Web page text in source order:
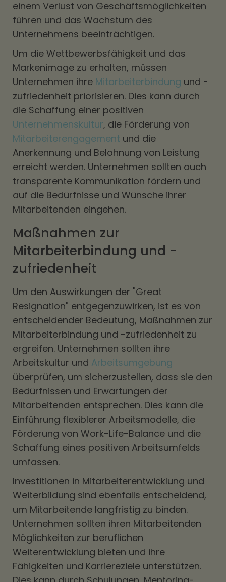
einem Verlust von Geschäftsmöglichkeiten
führen und das Wachstum des
Unternehmens beeinträchtigen.
Um die Wettbewerbsfähigkeit und das
Markenimage zu erhalten, müssen
Unternehmen ihre Mitarbeiterbindung und -
zufriedenheit priorisieren. Dies kann durch
die Schaffung einer positiven
Unternehmenskultur, die Förderung von
Mitarbeiterengagement und die
Anerkennung und Belohnung von Leistung
erreicht werden. Unternehmen sollten auch
transparente Kommunikation fördern und
auf die Bedürfnisse und Wünsche ihrer
Mitarbeitenden eingehen.
Maßnahmen zur
Mitarbeiterbindung und -
zufriedenheit
Um den Auswirkungen der "Great
Resignation" entgegenzuwirken, ist es von
entscheidender Bedeutung, Maßnahmen zur
Mitarbeiterbindung und -zufriedenheit zu
ergreifen. Unternehmen sollten ihre
Arbeitskultur und Arbeitsumgebung
überprüfen, um sicherzustellen, dass sie den
Bedürfnissen und Erwartungen der
Mitarbeitenden entsprechen. Dies kann die
Einführung flexiblerer Arbeitsmodelle, die
Förderung von Work-Life-Balance und die
Schaffung eines positiven Arbeitsumfelds
umfassen.
Investitionen in Mitarbeiterentwicklung und
Weiterbildung sind ebenfalls entscheidend,
um Mitarbeitende langfristig zu binden.
Unternehmen sollten ihren Mitarbeitenden
Möglichkeiten zur beruflichen
Weiterentwicklung bieten und ihre
Fähigkeiten und Karriereziele unterstützen.